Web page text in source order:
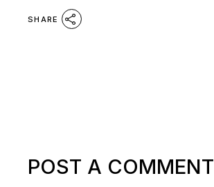
SHARE
POST A COMMENT